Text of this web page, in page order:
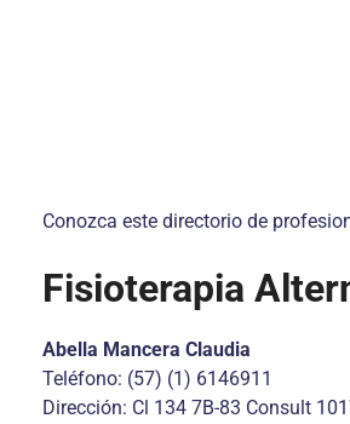
Conozca este directorio de
Fisioterapia
Abella Mancera Claudia
Teléfono: (57) (1) 6146911
Dirección: Cl 134 7B-83 Consult